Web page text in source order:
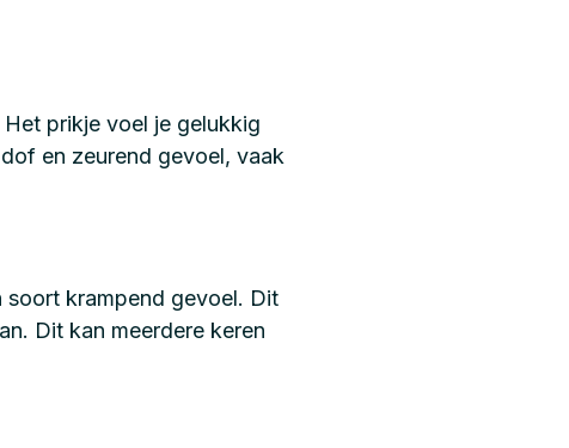
prikje voel je gelukkig
en zeurend gevoel, vaak
soort krampend gevoel. Dit
Dit kan meerdere keren